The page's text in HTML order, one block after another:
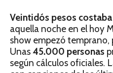
Veintidós pesos
aquella noche en el hoy
show empezó temprano,
Unas45.000 personas
según cálculos oficiales.